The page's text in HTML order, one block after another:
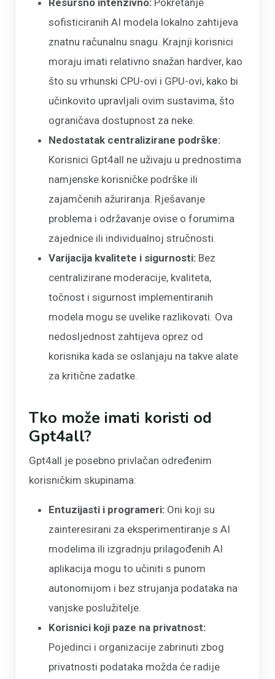
Resursno intenzivno: Pokretanje
sofisticiranih AI modela lokalno zahtijeva
znatnu računalnu snagu. Krajnji korisnici
moraju imati relativno snažan hardver, kao
što su vrhunski CPU-ovi i GPU-ovi, kako bi
učinkovito upravljali ovim sustavima, što
ograničava dostupnost za neke.
Nedostatak centralizirane podrške:
Korisnici Gpt4all ne uživaju u prednostima
namjenske korisničke podrške ili
zajamčenih ažuriranja. Rješavanje
problema i održavanje ovise o forumima
zajednice ili individualnoj stručnosti.
Varijacija kvalitete i sigurnosti: Bez
centralizirane moderacije, kvaliteta,
točnost i sigurnost implementiranih
modela mogu se uvelike razlikovati. Ova
nedosljednost zahtijeva oprez od
korisnika kada se oslanjaju na takve alate
za kritične zadatke.
Tko može imati koristi od
Gpt4all?
Gpt4all je posebno privlačan određenim
korisničkim skupinama:
Entuzijasti i programeri: Oni koji su
zainteresirani za eksperimentiranje s AI
modelima ili izgradnju prilagođenih AI
aplikacija mogu to učiniti s punom
autonomijom i bez strujanja podataka na
vanjske poslužitelje.
Korisnici koji paze na privatnost:
Pojedinci i organizacije zabrinuti zbog
privatnosti podataka možda će radije